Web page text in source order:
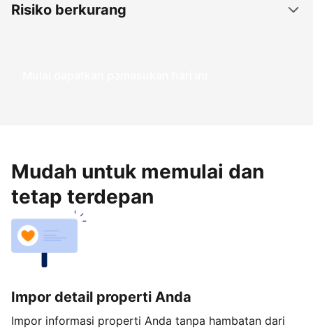
Risiko berkurang
Mulai dapatkan pemasukan hari ini
Mudah untuk memulai dan
tetap terdepan
Impor detail properti Anda
Impor informasi properti Anda tanpa hambatan dari